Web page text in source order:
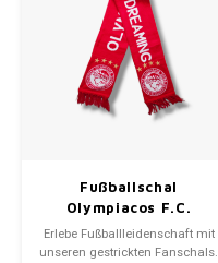
Fußballschal
Olympiacos F.C.
Erlebe Fußballleidenschaft mit
unseren gestrickten Fanschals.